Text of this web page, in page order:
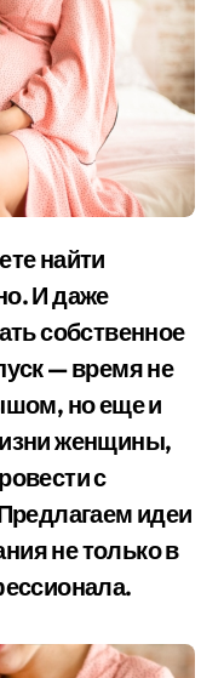
И даже
собственное
— время не
но еще и
женщины,
с
идеи
не только в